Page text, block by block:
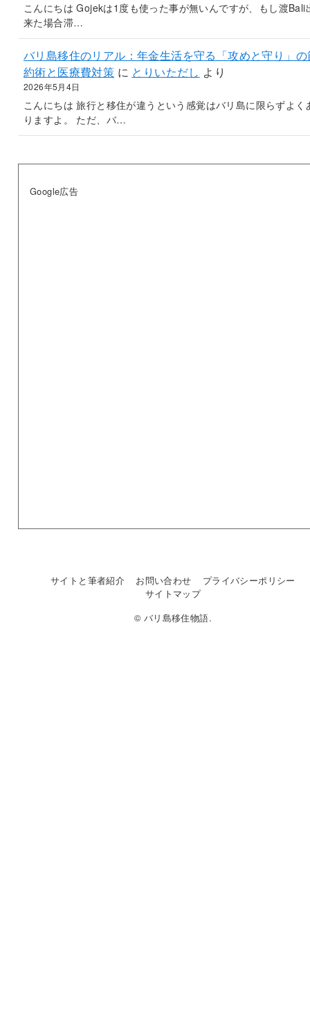
こんにちは Gojekは1度も使った事が無いんですが、もし渡Bali
来た場合滞…
バリ島移住のリアル：年金生活を守る「攻めと守り」の
約術と医療費対策 に とりいただし より
2026年5月4日
こんにちは 旅行と移住が違うという感覚はバリ島に限らずよく
りますよ。 ただ、バ…
Google広告
サイトと筆者紹介 お問い合わせ
プライバシーポリシー
サイトマップ
© バリ島移住物語.